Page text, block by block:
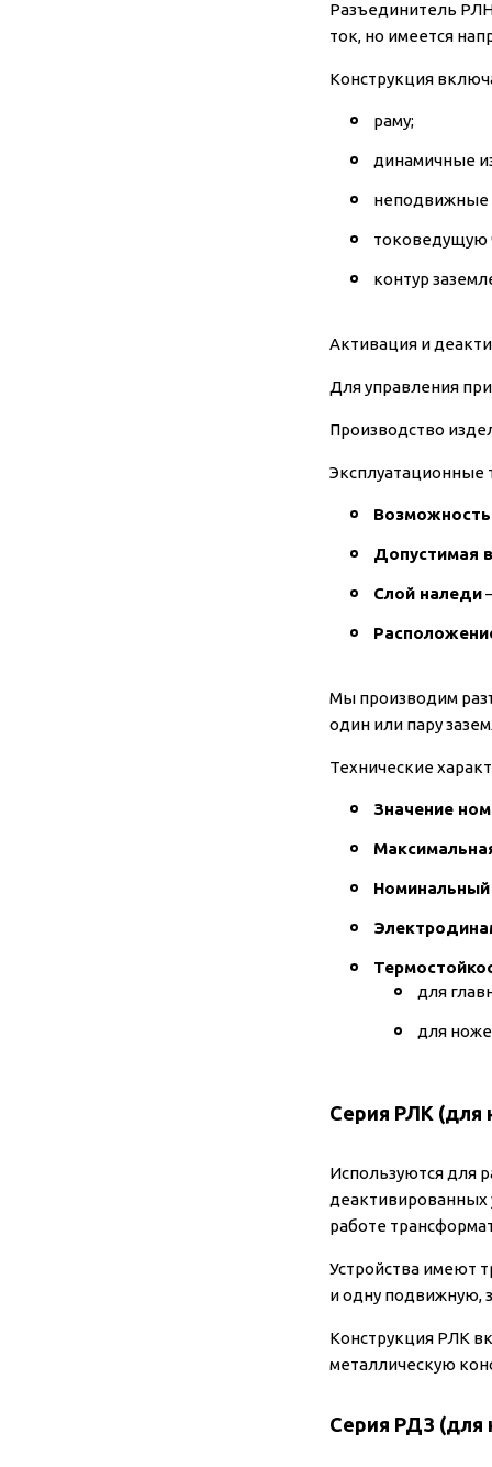
Разъединитель
ток, но имеется
Конструкция
раму;
динамичные
неподвижные
токоведущую
контур
Активация и
Для управления
Производство
Эксплуатационные
Возможность
Допустимая
Слой наледи
Мы производим
один или пару
Технические
Значение
для
для
Серия РЛК (для
Используются для
деактивированных
работе
Устройства имеют
и одну подвижную,
Конструкция РЛК
металлическую
Серия РДЗ (для